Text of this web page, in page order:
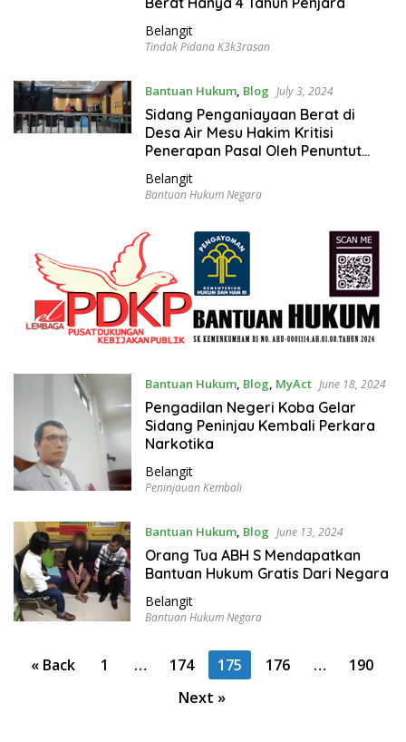
Belangit
Tindak Pidana K3k3rasan
Bantuan Hukum, Blog July 3, 2024
Sidang Penganiayaan Berat di
Desa Air Mesu Hakim Kritisi
Penerapan Pasal Oleh Penuntut
Belangit
Bantuan Hukum Negara
Bantuan Hukum, Blog, MyAct June 18, 2024
Pengadilan Negeri Koba Gelar
Sidang Peninjau Kembali Perkara
Narkotika
Belangit
Peninjauan Kembali
Bantuan Hukum, Blog June 13, 2024
Orang Tua ABH S Mendapatkan
Bantuan Hukum Gratis Dari Negara
Belangit
Bantuan Hukum Negara
« Back 1 … 174 175 176 …
190
Next »